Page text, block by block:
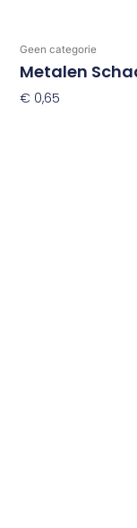
Geen categorie
Metalen
€ 0,65